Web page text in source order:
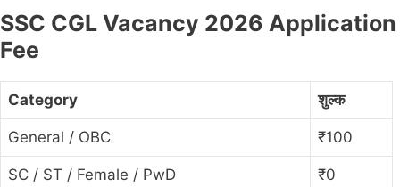
SSC CGL Vacancy 2026 Application
Fee
Category शुल्क
General / OBC ₹100
SC / ST / Female / PwD ₹0